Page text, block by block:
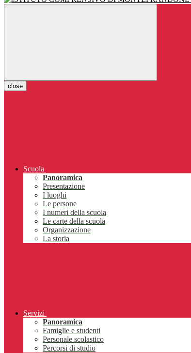
close
Scuola
Panoramica
Presentazione
I luoghi
Le persone
I numeri della scuola
Le carte della scuola
Organizzazione
La storia
Servizi
Panoramica
Famiglie e studenti
Personale scolastico
Percorsi di studio